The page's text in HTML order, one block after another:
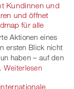
Kundinnen und
und öffnet
für alle
Aktionen eines
ersten Blick nicht
haben – auf den
Weiterlesen